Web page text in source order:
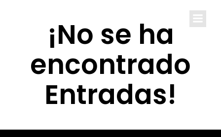
¡No se ha
encontrado
Entradas!